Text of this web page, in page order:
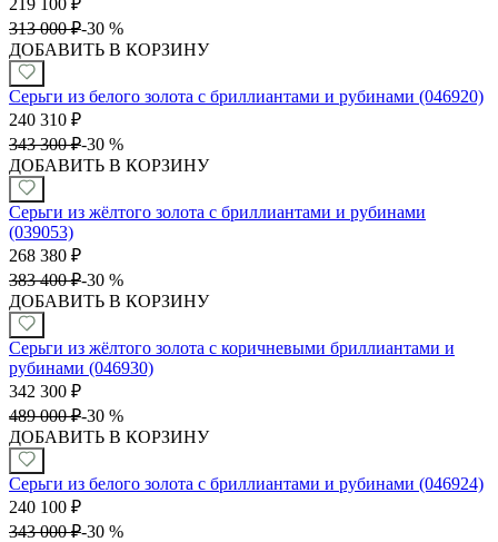
219 100 ₽
313 000 ₽-30 %
ДОБАВИТЬ В КОРЗИНУ
Серьги из белого золота с бриллиантами и рубинами (046920)
240 310 ₽
343 300 ₽-30 %
ДОБАВИТЬ В КОРЗИНУ
Серьги из жёлтого золота с бриллиантами и рубинами
(039053)
268 380 ₽
383 400 ₽-30 %
ДОБАВИТЬ В КОРЗИНУ
Серьги из жёлтого золота с коричневыми бриллиантами и
рубинами (046930)
342 300 ₽
489 000 ₽-30 %
ДОБАВИТЬ В КОРЗИНУ
Серьги из белого золота с бриллиантами и рубинами (046924)
240 100 ₽
343 000 ₽-30 %